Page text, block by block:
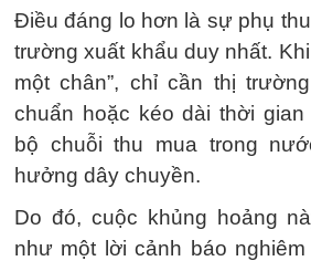
Điều đáng lo hơn là sự phụ
trường xuất khẩu duy nhất.
một chân”, chỉ cần thị
chuẩn hoặc kéo dài thời gian
bộ chuỗi thu mua trong
hưởng dây chuyền.
Do đó, cuộc khủng hoảng
như một lời cảnh báo